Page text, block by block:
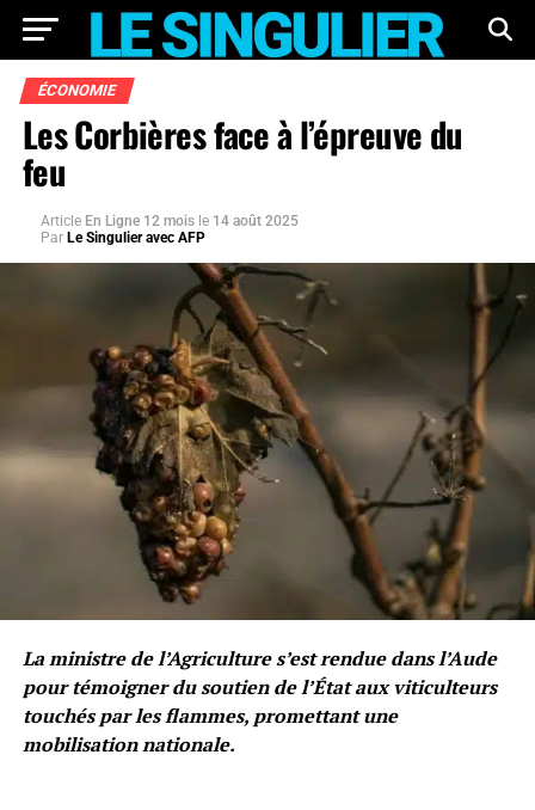
ÉCONOMIE
Les Corbières face à l’épreuve du
feu
Article En Ligne 12 mois le 14 août 2025
Par Le Singulier avec AFP
La ministre de l’Agriculture s’est rendue dans l’Aude
pour témoigner du soutien de l’État aux viticulteurs
touchés par les flammes, promettant une
mobilisation nationale.